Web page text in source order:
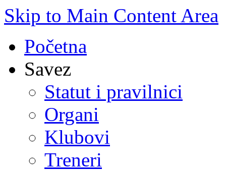
Skip to Main Content Area
Početna
Savez
Statut i pravilnici
Organi
Klubovi
Treneri